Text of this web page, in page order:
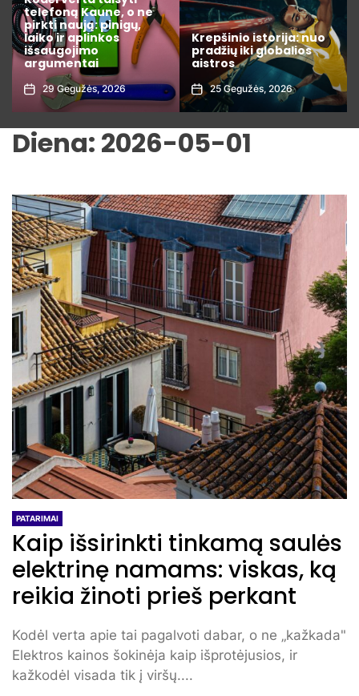
Krepšinio istorija: nuo
pradžių iki globalios
aistros
25 Gegužės, 2026
varžybų statistiką kaip
profesionalas: 7
rodikliai, kuriuos
privalote žinoti prieš
dedant lažybas
1 Rugpjūčio, 2026
Diena: 2026-05-01
PATARIMAI
Kaip išsirinkti tinkamą saulės
elektrinę namams: viskas, ką
reikia žinoti prieš perkant
Kodėl verta apie tai pagalvoti dabar, o ne „kažkada"
Elektros kainos šokinėja kaip išprotėjusios, ir
kažkodėl visada tik į viršų....